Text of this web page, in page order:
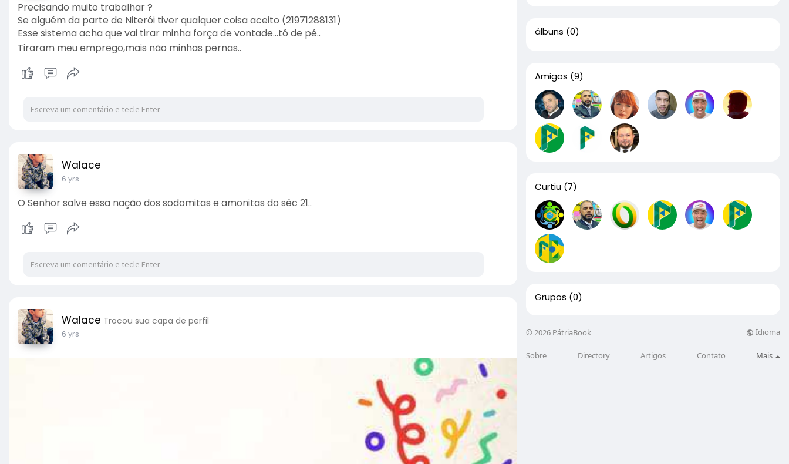
Precisando muito trabalhar ?
Se alguém da parte de Niterói tiver qualquer coisa aceito (21971288131)
Esse sistema acha que vai tirar minha força de vontade...tô de pé..
Tiraram meu emprego,mais não minhas pernas..
Walace
6 yrs
O Senhor salve essa nação dos sodomitas e amonitas do séc 21..
Walace Trocou sua capa de perfil
6 yrs
álbuns (0)
Amigos (9)
Curtiu (7)
Grupos (0)
© 2026 PátriaBook Idioma
Sobre Directory Artigos Contato Mais